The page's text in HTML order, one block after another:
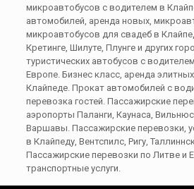
микроавтобусов с водителем в
автомобилей, аренда новых,
микроавтобусов для свадеб в
Кретинге, Шилуте, Плунге и других
туристических автобусов с
Европе. Бизнес класс, аренда
Клайпеде. Прокат автомобилей с
перевозка гостей. Пассажирские
аэропорты Паланги, Каунаса,
Варшавы. Пассажирские перевозки,
в Клайпеду, Вентспилс, Ригу,
Пассажирские перевозки по Литве и
транспортные услуги.